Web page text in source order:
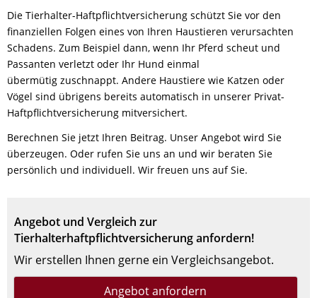
Die Tierhalter-Haftpflichtversicherung schützt Sie vor den
finanziellen Folgen eines von Ihren Haustieren verursachten
Schadens. Zum Beispiel dann, wenn Ihr Pferd scheut und
Passanten verletzt oder Ihr Hund einmal
übermütig zuschnappt. Andere Haustiere wie Katzen oder
Vögel sind übrigens bereits automatisch in unserer Privat-
Haftpflichtversicherung mitversichert.
Berechnen Sie jetzt Ihren Beitrag. Unser Angebot wird Sie
überzeugen. Oder rufen Sie uns an und wir beraten Sie
persönlich und individuell. Wir freuen uns auf Sie.
Angebot und Vergleich zur
Tierhalterhaftpflichtversicherung anfordern!
Wir erstellen Ihnen gerne ein Vergleichsangebot.
Angebot anfordern